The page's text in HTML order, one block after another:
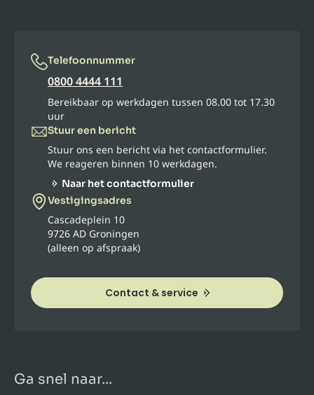
Telefoonnummer
0800 4444 111
Bereikbaar op werkdagen tussen 08.00 tot 17.30
uur
Stuur een bericht
Stuur ons een bericht via het contactformulier.
We reageren binnen 10 werkdagen.
Naar het contactformulier
Vestigingsadres
Cascadeplein 10
9726 AD Groningen
(alleen op afspraak)
Contact & service
Ga snel naar...